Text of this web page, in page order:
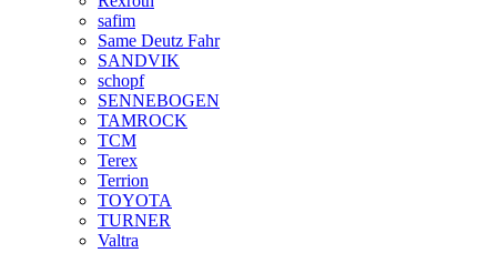
safim
Same Deutz Fahr
SANDVIK
schopf
SENNEBOGEN
TAMROCK
TCM
Terex
Terrion
TOYOTA
TURNER
Valtra